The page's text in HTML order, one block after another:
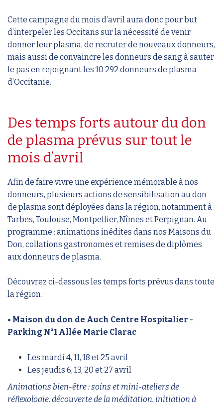
Cette campagne du mois d’avril aura donc pour but
d’interpeler les Occitans sur la nécessité de venir
donner leur plasma, de recruter de nouveaux donneurs,
mais aussi de convaincre les donneurs de sang à sauter
le pas en rejoignant les 10 292 donneurs de plasma
d’Occitanie.
Des temps forts autour du don
de plasma prévus sur tout le
mois d’avril
Afin de faire vivre une expérience mémorable à nos
donneurs, plusieurs actions de sensibilisation au don
de plasma sont déployées dans la région, notamment à
Tarbes, Toulouse, Montpellier, Nîmes et Perpignan. Au
programme : animations inédites dans nos Maisons du
Don, collations gastronomes et remises de diplômes
aux donneurs de plasma.
Découvrez ci-dessous les temps forts prévus dans toute
la région :
• Maison du don de Auch Centre Hospitalier -
Parking N°1 Allée Marie Clarac
Les mardi 4, 11, 18 et 25 avril
Les jeudis 6, 13, 20 et 27 avril
Animations bien-être : soins et mini-ateliers de
réflexologie, découverte de la méditation, initiation à